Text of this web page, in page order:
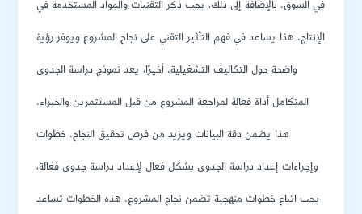
في السوق. بالإضافة إلى ذلك، يجب ذكر التقنيات والمواد المستخدمة في
الإنتاج. هذا يساعد في فهم التأثير التقني على نجاح المشروع ويوفر رؤية
واضحة حول التكاليف التشغيلية. أخيرًا، يعد نموذج دراسة الجدوى
المتكامل أداة فعالة لمراجعة المشروع من قبل المستثمرين والخبراء.
هذا يضمن دقة البيانات ويزيد من فرص تحقيق النجاح. خطوات
وإجراءات إعداد دراسة الجدوى بشكل فعال لإعداد دراسة جدوى فعالة،
يجب اتباع خطوات منهجية تضمن نجاح المشروع. هذه الخطوات تساعد